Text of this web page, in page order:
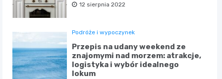
12 sierpnia 2022
Podróże i wypoczynek
Przepis na udany weekend ze
znajomymi nad morzem: atrakcje,
logistyka i wybór idealnego
lokum